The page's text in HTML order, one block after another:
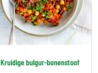
Kruidige bulgur-bonenstoof